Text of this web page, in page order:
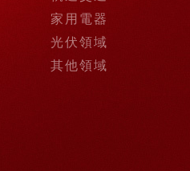
家用電器
光伏領域
其他領域